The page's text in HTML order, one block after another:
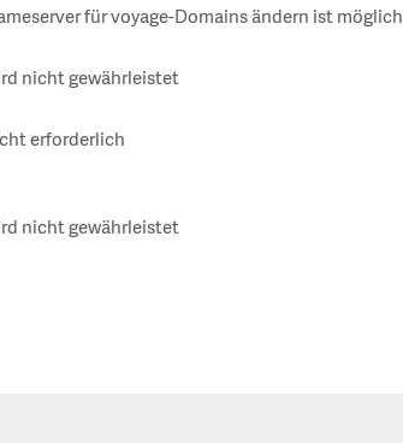
für voyage-Domains ändern ist möglich
nicht gewährleistet
erforderlich
nicht gewährleistet